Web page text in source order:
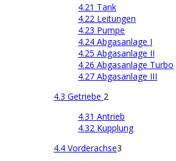
4.21 Tank
4.22 Leitungen
4.23 Pumpe
4.24 Abgasanlage I
4.25 Abgasanlage II
4.26 Abgasanlage Turbo
4.27 Abgasanlage III
4.3 Getriebe 2
4.31 Antrieb
4.32 Kupplung
4.4 Vorderachse3